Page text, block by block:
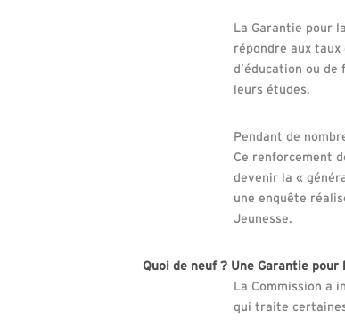
La Garantie pour
répondre aux taux
d’éducation ou
leurs études.
Pendant de
Ce renforcement
devenir la «
une enquête
Jeunesse.
Quoi de neuf ? Une Garantie
La Commission a
qui traite